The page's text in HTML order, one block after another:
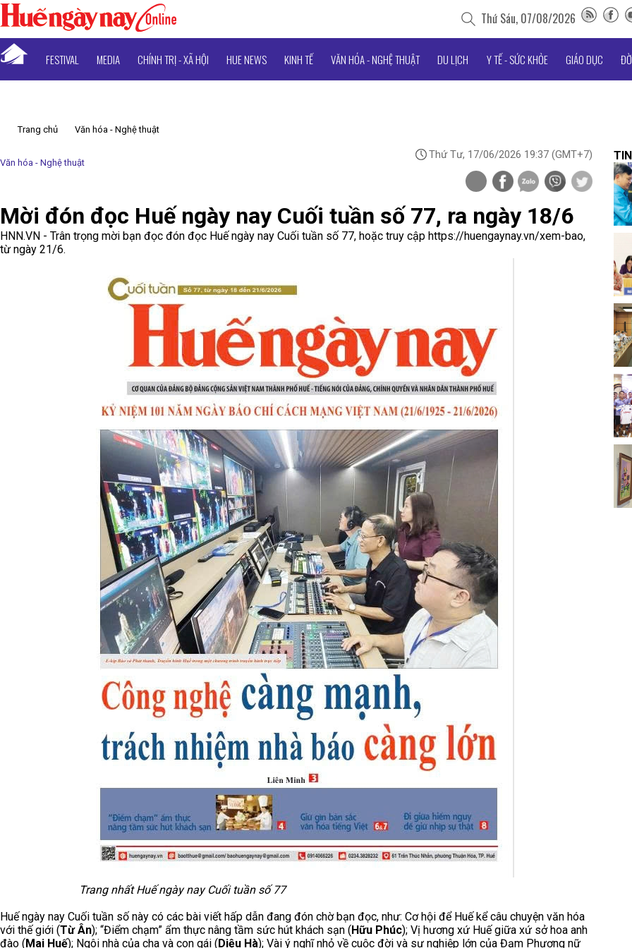
Thứ Sáu, 07/08/2026
FESTIVAL MEDIA CHÍNH TRỊ - XÃ HỘI HUE NEWS KINH TẾ VĂN HÓA - NGHỆ THUẬT DU LỊCH Y TẾ - SỨC KHỎE GIÁO DỤC
Trang chủ Văn hóa - Nghệ thuật
Văn hóa - Nghệ thuật
Thứ Tư, 17/06/2026 19:37 (GMT+7)
Mời đón đọc Huế ngày nay Cuối tuần số 77, ra ngày 18/6
HNN.VN - Trân trọng mời bạn đọc đón đọc Huế ngày nay Cuối tuần số 77, hoặc truy cập https://huengaynay.vn/xem-bao,
từ ngày 21/6.
Trang nhất Huế ngày nay Cuối tuần số 77
Huế ngày nay Cuối tuần số này có các bài viết hấp dẫn đang đón chờ bạn đọc, như: Cơ hội để Huế kể câu chuyện văn hóa
với thế giới (Từ Ân); “Điểm chạm” ẩm thực nâng tầm sức hút khách sạn (Hữu Phúc); Vị hương xứ Huế giữa xứ sở hoa anh
đào (Mai Huế); Ngôi nhà của cha và con gái (Diệu Hà); Vài ý nghĩ nhỏ về cuộc đời và sự nghiệp lớn của Đạm Phương nữ